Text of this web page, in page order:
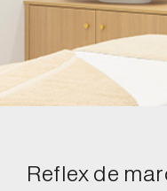
Reflex de